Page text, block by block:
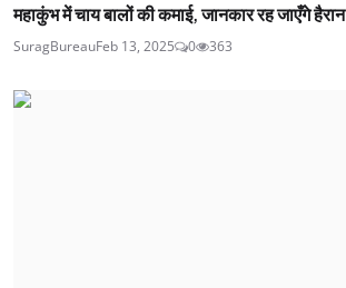
महाकुंभ में चाय बालों की कमाई, जानकार रह जाएँगे हैरान
SuragBureauFeb 13, 2025 0 363